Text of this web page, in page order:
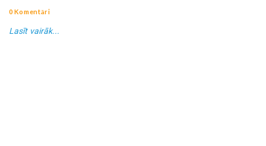
0 Komentāri
Lasīt vairāk...